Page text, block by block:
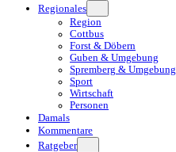
Regionales
Region
Cottbus
Forst & Döbern
Guben & Umgebung
Spremberg & Umgebung
Sport
Wirtschaft
Personen
Damals
Kommentare
Ratgeber